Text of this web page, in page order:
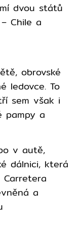
dvou států
Chile a
obrovské
ledovce. To
sem však i
pampy a
v autě,
dálnici, která
a